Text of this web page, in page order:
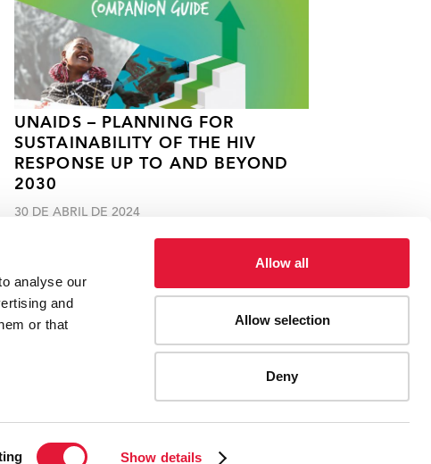
analyse our
and
or that
Show details
Allow all
Allow selection
Deny
UNAIDS – PLANNING FOR
SUSTAINABILITY OF THE HIV
RESPONSE UP TO AND BEYOND
2030
30 DE ABRIL DE 2024